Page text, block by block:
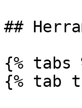
##
{% tabs
{% tab